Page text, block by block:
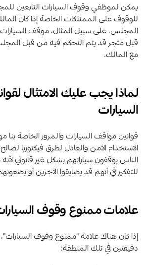
يمكن لموظفي وقوف السيارات التابعين
للوقوف على الممتلكات الخاصة إذا كان
المجلس. على سبيل المثال، موقف
قبل متجر قد يتم التحكم فيه من قبل
مع المالك.
لماذا يجب عليك الامتثال
السيارات
قوانين مواقف السيارات والمرور الخاصة
الاستخدام الآمن والعادل لطرق فيكتوريا
الناس يوقفون سياراتهم بشكل غير قانوني
للتفكير في أنهم قد يضايقوا الآخرين أو
علامات ممنوع وقوف
إذا كان هناك علامة "ممنوع وقوف
دقيقتين في تلك المنطقة: